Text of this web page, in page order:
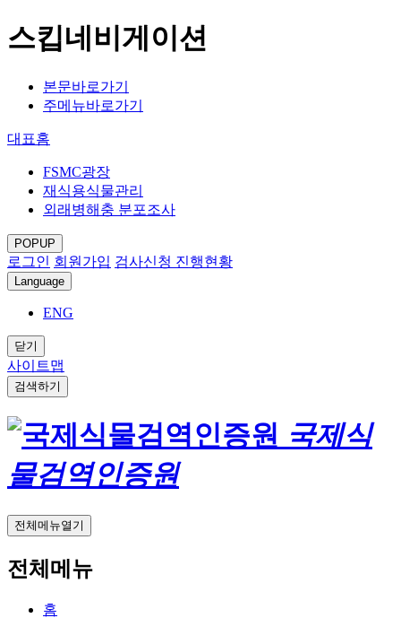
스킵네비게이션
본문바로가기
주메뉴바로가기
대표홈
FSMC광장
재식용식물관리
외래병해충 분포조사
POPUP
로그인 회원가입 검사신청 진행현황
Language
ENG
닫기
사이트맵
검색하기
국제식
물검역인증원
전체메뉴열기
전체메뉴
홈